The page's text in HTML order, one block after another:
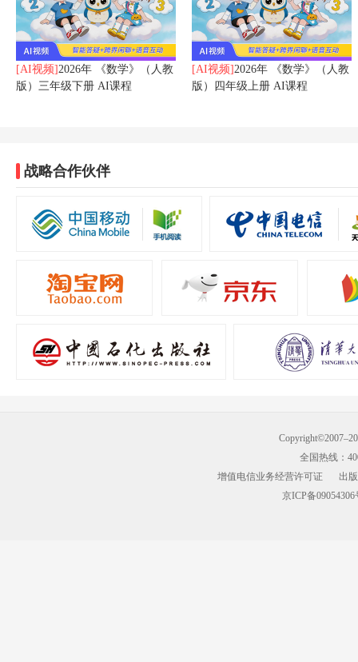
[AI视频]2026年 《数学》（人教
版）三年级下册 AI课程
[AI视频]2026年 《数学》（人教
版）四年级上册 AI课程
战略合作伙伴
全国热线：
增值电信业务经营许可证
出
京ICP备09054306